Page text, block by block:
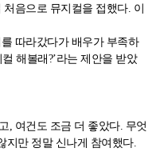
음으로 뮤지컬을 접했다. 이
따라갔다가 배우가 부족하
해볼래?’라는 제안을 받았
, 여건도 조금 더 좋았다. 무엇
지만 정말 신나게 참여했다.